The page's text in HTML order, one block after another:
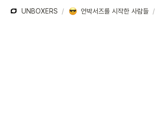
UNBOXERS / 언박서즈를 시작한 사람들 /